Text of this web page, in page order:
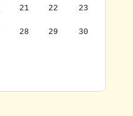
21 22 23
28 29 30